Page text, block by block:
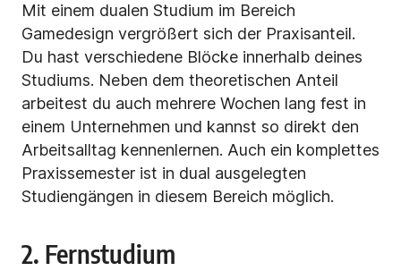
Mit einem dualen Studium im Bereich
Gamedesign vergrößert sich der Praxisanteil.
Du hast verschiedene Blöcke innerhalb deines
Studiums. Neben dem theoretischen Anteil
arbeitest du auch mehrere Wochen lang fest in
einem Unternehmen und kannst so direkt den
Arbeitsalltag kennenlernen. Auch ein komplettes
Praxissemester ist in dual ausgelegten
Studiengängen in diesem Bereich möglich.
2. Fernstudium